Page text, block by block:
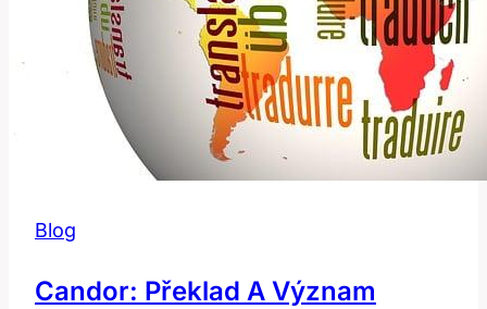
Blog
Candor: Překlad A Význam